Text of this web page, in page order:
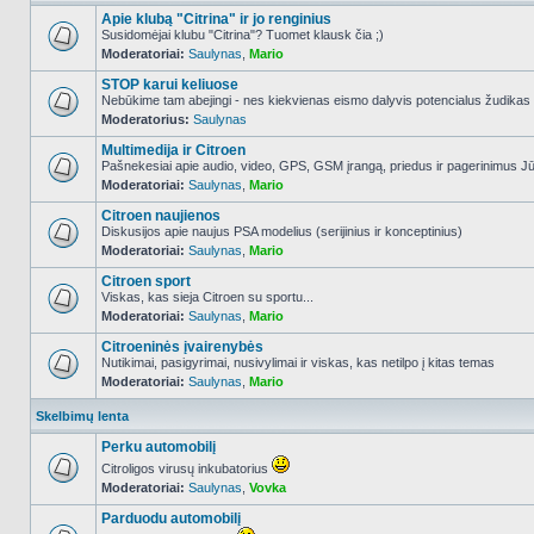
NO_UNREAD_POSTS
Apie klubą "Citrina" ir jo renginius
Susidomėjai klubu "Citrina"? Tuomet klausk čia ;)
Moderatoriai: Saulynas Mario
NO_UNREAD_POSTS
STOP karui keliuose
Nebūkime tam abejingi - nes kiekvienas eismo dalyvis potencialus žudikas
Moderatorius: Saulynas
NO_UNREAD_POSTS
Multimedija ir Citroen
Pašnekesiai apie audio, video, GPS, GSM įrangą, priedus ir pagerinimus
Moderatoriai: Saulynas Mario
NO_UNREAD_POSTS
Citroen naujienos
Diskusijos apie naujus PSA modelius (serijinius ir konceptinius)
Moderatoriai: Saulynas Mario
NO_UNREAD_POSTS
Citroen sport
Viskas, kas sieja Citroen su sportu...
Moderatoriai: Saulynas Mario
NO_UNREAD_POSTS
Citroeninės įvairenybės
Nutikimai, pasigyrimai, nusivylimai ir viskas, kas netilpo į kitas temas
Moderatoriai: Saulynas Mario
Skelbimų lenta
NO_UNREAD_POSTS
Perku automobilį
Citroligos virusų inkubatorius
Moderatoriai: Saulynas Vovka
Parduodu automobilį